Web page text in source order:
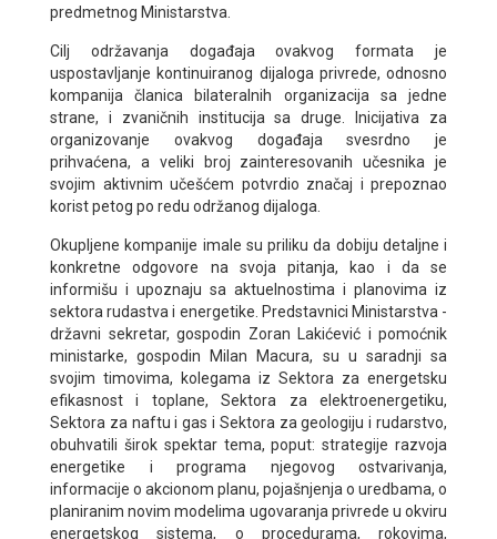
predmetnog Ministarstva.
Cilj održavanja događaja ovakvog formata je
uspostavljanje kontinuiranog dijaloga privrede, odnosno
kompanija članica bilateralnih organizacija sa jedne
strane, i zvaničnih institucija sa druge. Inicijativa za
organizovanje ovakvog događaja svesrdno je
prihvaćena, a veliki broj zainteresovanih učesnika je
svojim aktivnim učešćem potvrdio značaj i prepoznao
korist petog po redu održanog dijaloga.
Okupljene kompanije imale su priliku da dobiju detaljne i
konkretne odgovore na svoja pitanja, kao i da se
informišu i upoznaju sa aktuelnostima i planovima iz
sektora rudastva i energetike. Predstavnici Ministarstva -
državni sekretar, gospodin Zoran Lakićević i pomoćnik
ministarke, gospodin Milan Macura, su u saradnji sa
svojim timovima, kolegama iz Sektora za energetsku
efikasnost i toplane, Sektora za elektroenergetiku,
Sektora za naftu i gas i Sektora za geologiju i rudarstvo,
obuhvatili širok spektar tema, poput: strategije razvoja
energetike i programa njegovog ostvarivanja,
informacije o akcionom planu, pojašnjenja o uredbama, o
planiranim novim modelima ugovaranja privrede u okviru
energetskog sistema, o procedurama, rokovima,